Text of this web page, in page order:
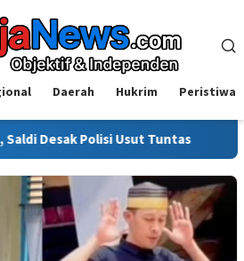
Daerah Hukrim Peristiwa
Usut Tuntas Warga Sinjai